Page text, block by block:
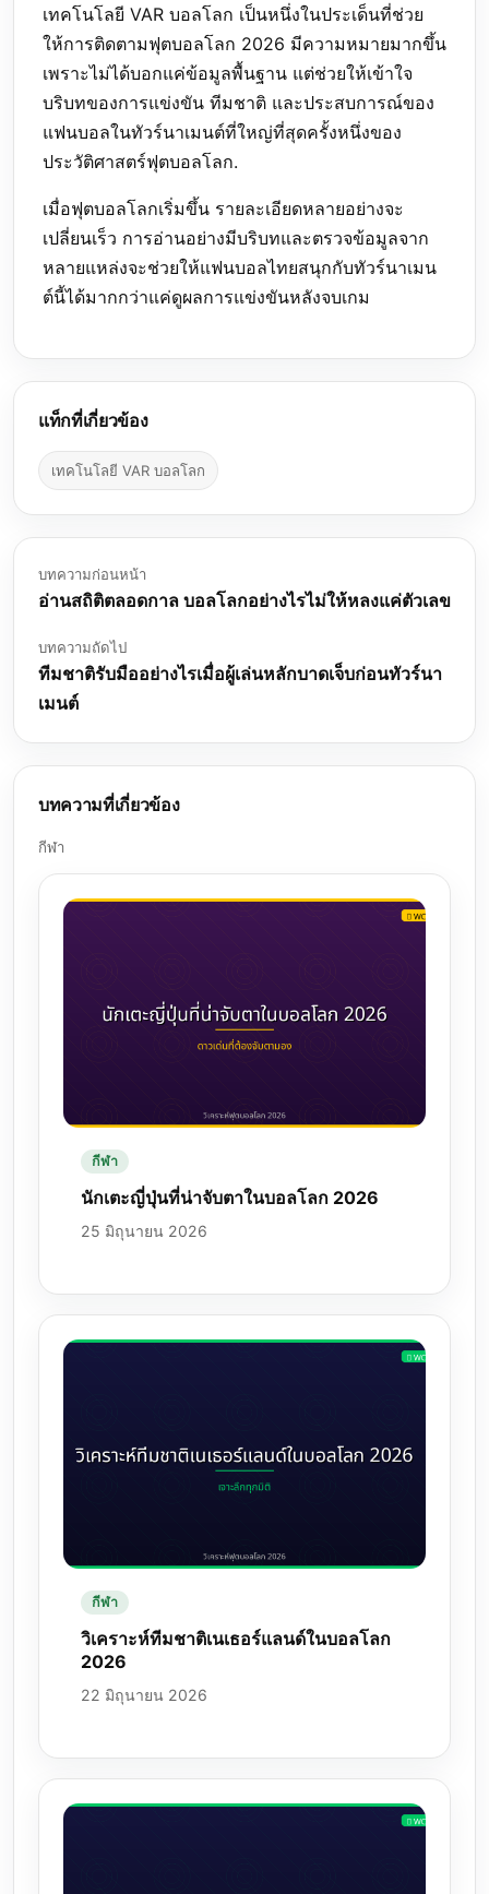
เทคโนโลยี VAR บอลโลก เป็นหนึ่งในประเด็นที่ช่วย
ให้การติดตามฟุตบอลโลก 2026 มีความหมายมากขึ้น
เพราะไม่ได้บอกแค่ข้อมูลพื้นฐาน แต่ช่วยให้เข้าใจ
บริบทของการแข่งขัน ทีมชาติ และประสบการณ์ของ
แฟนบอลในทัวร์นาเมนต์ที่ใหญ่ที่สุดครั้งหนึ่งของ
ประวัติศาสตร์ฟุตบอลโลก.
เมื่อฟุตบอลโลกเริ่มขึ้น รายละเอียดหลายอย่างจะ
เปลี่ยนเร็ว การอ่านอย่างมีบริบทและตรวจข้อมูลจาก
หลายแหล่งจะช่วยให้แฟนบอลไทยสนุกกับทัวร์นาเมน
ต์นี้ได้มากกว่าแค่ดูผลการแข่งขันหลังจบเกม
แท็กที่เกี่ยวข้อง
เทคโนโลยี VAR บอลโลก
บทความก่อนหน้า
อ่านสถิติตลอดกาล บอลโลกอย่างไรไม่ให้หลงแค่ตัวเลข
บทความถัดไป
ทีมชาติรับมืออย่างไรเมื่อผู้เล่นหลักบาดเจ็บก่อนทัวร์นา
เมนต์
บทความที่เกี่ยวข้อง
กีฬา
กีฬา
นักเตะญี่ปุ่นที่น่าจับตาในบอลโลก 2026
25 มิถุนายน 2026
กีฬา
วิเคราะห์ทีมชาติเนเธอร์แลนด์ในบอลโลก
2026
22 มิถุนายน 2026